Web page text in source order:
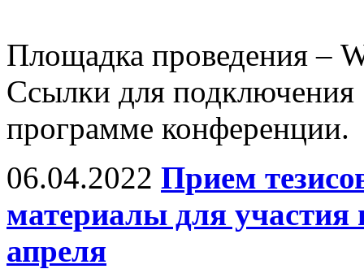
Площадка проведения –
Ссылки для
программе конференции.
06.04.2022 Прием
материалы для участия
апреля